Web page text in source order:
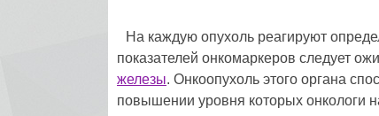
На каждую опухоль реагируют
показателей онкомаркеров следует
железы. Онкоопухоль этого органа
повышении уровня которых онкологи